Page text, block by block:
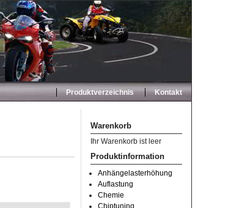
Produktverzeichnis Kontakt
Warenkorb
Ihr Warenkorb ist leer
Produktinformation
Anhängelasterhöhung
Auflastung
Chemie
Chiptuning